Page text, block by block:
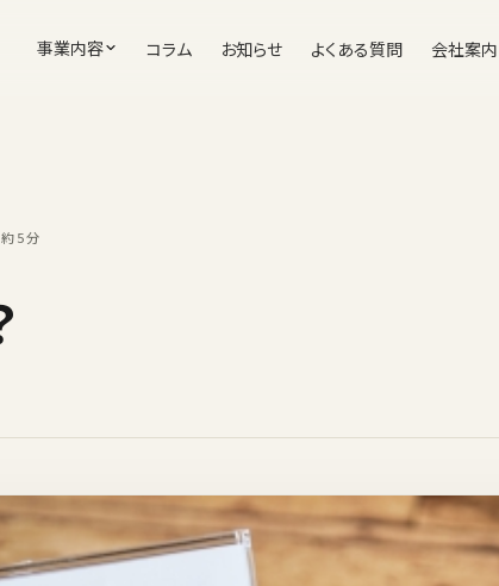
事業内容 コラム お知らせ よくある質問 会社案内
5分